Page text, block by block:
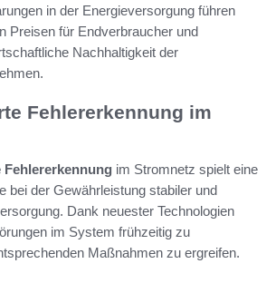
in der Energieversorgung führen
Preisen für Endverbraucher und
Nachhaltigkeit der
Fehlererkennung im
im Stromnetz spielt eine
bei der Gewährleistung stabiler und
Dank neuester Technologien
im System frühzeitig zu
Maßnahmen zu ergreifen.